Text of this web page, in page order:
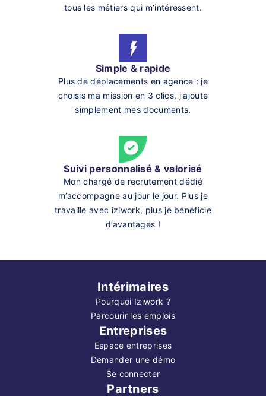
tous les métiers qui m’intéressent.
Simple & rapide
Plus de déplacements en agence : je
choisis ma mission en 3 clics, j'ajoute
simplement mes documents.
Suivi personnalisé & valorisé
Mon chargé de recrutement dédié
m’accompagne au jour le jour. Plus je
travaille avec iziwork, plus je bénéficie
d’avantages !
Intérimaires
Pourquoi Iziwork ?
Parcourir les emplois
Entreprises
Espace entreprises
Demander une démo
Se connecter
Partners